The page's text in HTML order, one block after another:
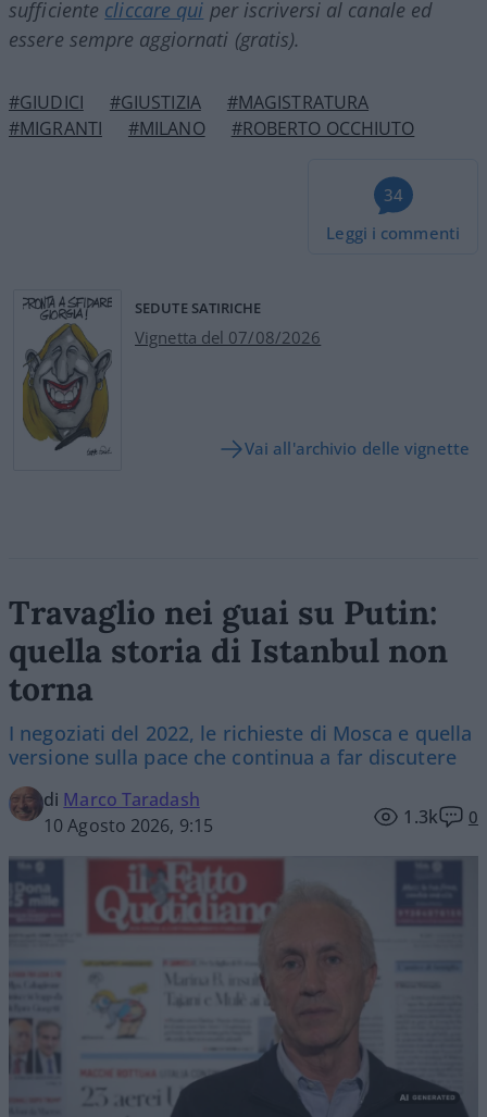
sufficiente cliccare qui per iscriversi al canale ed
essere sempre aggiornati (gratis).
#GIUDICI #GIUSTIZIA
#MAGISTRATURA
#MIGRANTI
#MILANO #ROBERTO OCCHIUTO
34
Leggi i commenti
SEDUTE SATIRICHE
Vignetta del 07/08/2026
Vai all'archivio delle vignette
Travaglio nei guai su Putin:
quella storia di Istanbul non
torna
I negoziati del 2022, le richieste di Mosca e quella
versione sulla pace che continua a far discutere
di Marco Taradash
10 Agosto 2026, 9:15
1.3k 0